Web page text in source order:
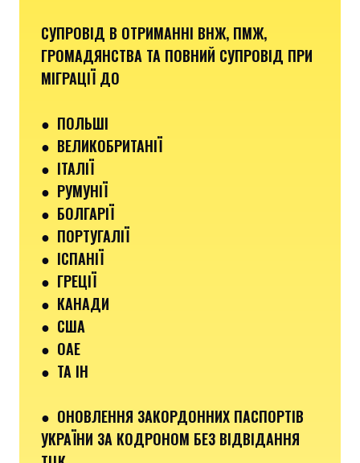
СУПРОВІД В ОТРИМАННІ ВНЖ, ПМЖ,
ГРОМАДЯНСТВА ТА ПОВНИЙ СУПРОВІД ПРИ
МІГРАЦІЇ ДО
● ПОЛЬШІ
● ВЕЛИКОБРИТАНІЇ
● ІТАЛІЇ
● РУМУНІЇ
● БОЛГАРІЇ
● ПОРТУГАЛІЇ
● ІСПАНІЇ
● ГРЕЦІЇ
● КАНАДИ
● США
● ОАЕ
● ТА ІН
● ОНОВЛЕННЯ ЗАКОРДОННИХ ПАСПОРТІВ
УКРАЇНИ ЗА КОДРОНОМ БЕЗ ВІДВІДАННЯ